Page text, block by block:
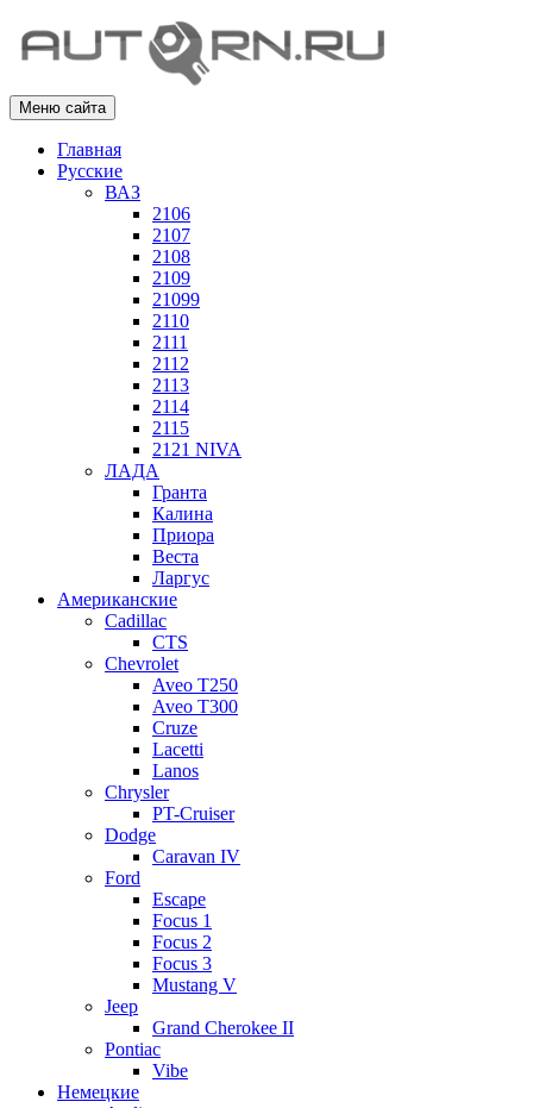
Меню сайта
Главная
Русские
ВАЗ
2106
2107
2108
2109
21099
2110
2111
2112
2113
2114
2115
2121 NIVA
ЛАДА
Гранта
Калина
Приора
Веста
Ларгус
Американские
Cadillac
CTS
Chevrolet
Aveo Т250
Aveo T300
Cruze
Lacetti
Lanos
Chrysler
PT-Cruiser
Dodge
Caravan IV
Ford
Escape
Focus 1
Focus 2
Focus 3
Mustang V
Jeep
Grand Cherokee II
Pontiac
Vibe
Немецкие